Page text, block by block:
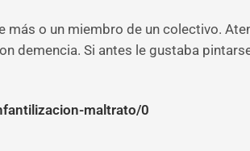
o un miembro de un colectivo.
demencia. Si antes le gustaba
maltrato/0